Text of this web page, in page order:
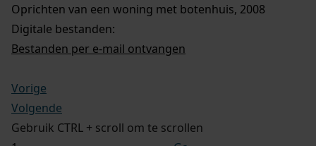
Oprichten van een woning met botenhuis, 2008
Digitale bestanden:
Bestanden per e-mail ontvangen
Vorige
Volgende
Gebruik CTRL + scroll om te scrollen